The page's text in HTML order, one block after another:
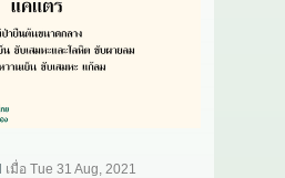
เมื่อ Tue 31 Aug, 2021